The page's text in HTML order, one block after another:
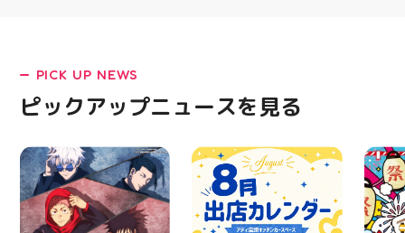
EVENT
呪術廻戦PLAZA
08.01（土）～08.23（日）
EVENT
店頭キッチンカースペース 出店カ
レンダー
08.01（土）～08.31（月）
EVENT
お祭りBBQビアガーデン 屋上で好
評営業中！
05.21（木）～09.27（日）
CAMPAIGN
ヨドバシカメラ 平日限定1時間駐
車サービス
CAMPAIGN
プレミアム駐車サービス [4～8F
専門店対象]
PICK UP NEWS
ピックアップニュースを見る